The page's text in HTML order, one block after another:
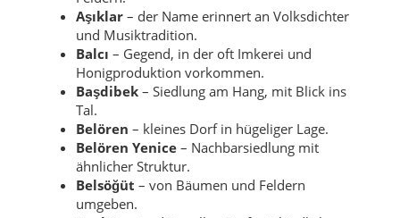
Aşıklar – der Name erinnert an Volksdichter
und Musiktradition.
Balcı – Gegend, in der oft Imkerei und
Honigproduktion vorkommen.
Başdibek – Siedlung am Hang, mit Blick ins
Tal.
Belören – kleines Dorf in hügeliger Lage.
Belören Yenice – Nachbarsiedlung mit
ähnlicher Struktur.
Belsöğüt – von Bäumen und Feldern
umgeben.